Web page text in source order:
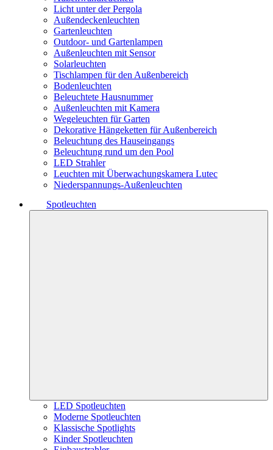
Licht unter der Pergola
Außendeckenleuchten
Gartenleuchten
Outdoor- und Gartenlampen
Außenleuchten mit Sensor
Solarleuchten
Tischlampen für den Außenbereich
Bodenleuchten
Beleuchtete Hausnummer
Außenleuchten mit Kamera
Wegeleuchten für Garten
Dekorative Hängeketten für Außenbereich
Beleuchtung des Hauseingangs
Beleuchtung rund um den Pool
LED Strahler
Leuchten mit Überwachungskamera Lutec
Niederspannungs-Außenleuchten
Spotleuchten
LED Spotleuchten
Moderne Spotleuchten
Klassische Spotlights
Kinder Spotleuchten